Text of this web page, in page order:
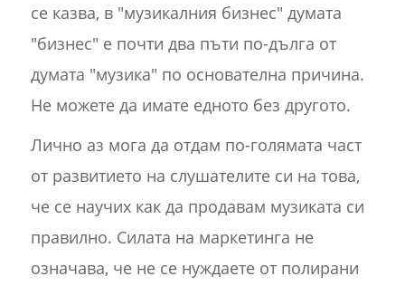
се казва, в "музикалния бизнес" думата
"бизнес" е почти два пъти по-дълга от
думата "музика" по основателна причина.
Не можете да имате едното без другото.
Лично аз мога да отдам по-голямата част
от развитието на слушателите си на това,
че се научих как да продавам музиката си
правилно. Силата на маркетинга не
означава, че не се нуждаете от полирани